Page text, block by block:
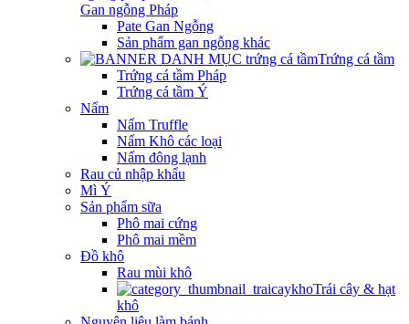
Gan ngỗng Pháp
Pate Gan Ngỗng
Sản phẩm gan ngỗng khác
Trứng cá tầm
Trứng cá tầm Pháp
Trứng cá tầm Ý
Nấm
Nấm Truffle
Nấm Khô các loại
Nấm đông lạnh
Rau củ nhập khẩu
Mì Ý
Sản phẩm sữa
Phô mai cứng
Phô mai mềm
Đồ khô
Rau mùi khô
Trái cây & hạt
khô